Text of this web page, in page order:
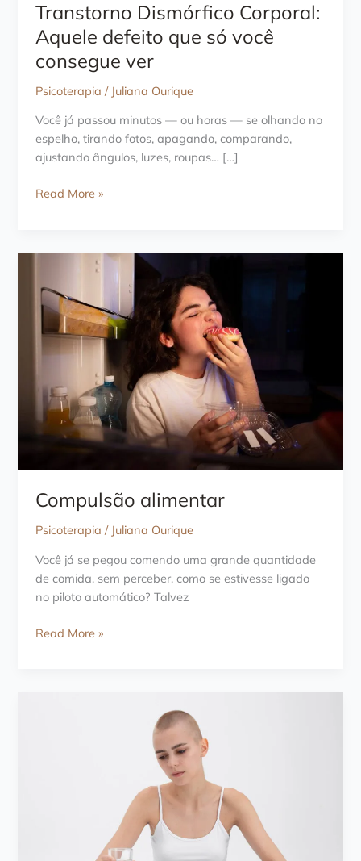
Transtorno Dismórfico Corporal:
Aquele defeito que só você
consegue ver
Psicoterapia / Juliana Ourique
Você já passou minutos — ou horas — se olhando no
espelho, tirando fotos, apagando, comparando,
ajustando ângulos, luzes, roupas… […]
Transtorno
que
só
você
consegue
ver
Read More »
Compulsão alimentar
Psicoterapia / Juliana Ourique
Você já se pegou comendo uma grande quantidade
de comida, sem perceber, como se estivesse ligado
no piloto automático? Talvez
Compulsão
Read More »